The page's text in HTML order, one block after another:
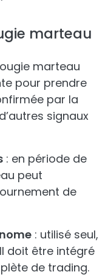
marteau
marteau
pour prendre
par la
signaux
: en période de
peut
de
: utilisé seul,
doit être intégré
de trading.